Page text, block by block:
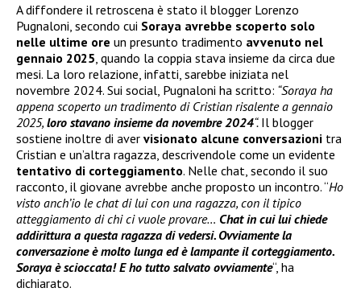
A diffondere il retroscena è stato il blogger Lorenzo
Pugnaloni, secondo cui Soraya avrebbe scoperto solo
nelle ultime ore un presunto tradimento avvenuto nel
gennaio 2025 , quando la coppia stava insieme da circa due
mesi. La loro relazione, infatti, sarebbe iniziata nel
novembre 2024. Sui social, Pugnaloni ha scritto: “Soraya ha
appena scoperto un tradimento di Cristian risalente a gennaio
2025, loro stavano insieme da novembre 2024“. Il blogger
sostiene inoltre di aver visionato alcune conversazioni tra
Cristian e un’altra ragazza, descrivendole come un evidente
tentativo di corteggiamento. Nelle chat, secondo il suo
racconto, il giovane avrebbe anche proposto un incontro. “Ho
visto anch’io le chat di lui con una ragazza, con il tipico
atteggiamento di chi ci vuole provare… Chat in cui lui chiede
addirittura a questa ragazza di vedersi. Ovviamente la
conversazione è molto lunga ed è lampante il corteggiamento.
Soraya è scioccata! E ho tutto salvato ovviamente“, ha
dichiarato.